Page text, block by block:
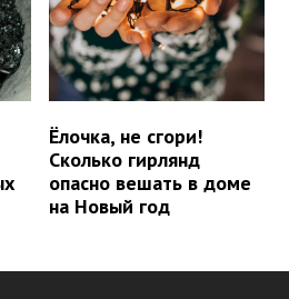
Ёлочка, не сгори!
Сколько гирлянд
опасно вешать в доме
на Новый год